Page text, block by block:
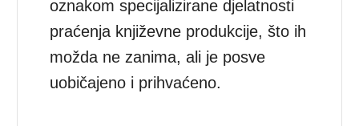
oznakom specijalizirane djelatnosti
praćenja književne produkcije, što ih
možda ne zanima, ali je posve
uobičajeno i prihvaćeno.